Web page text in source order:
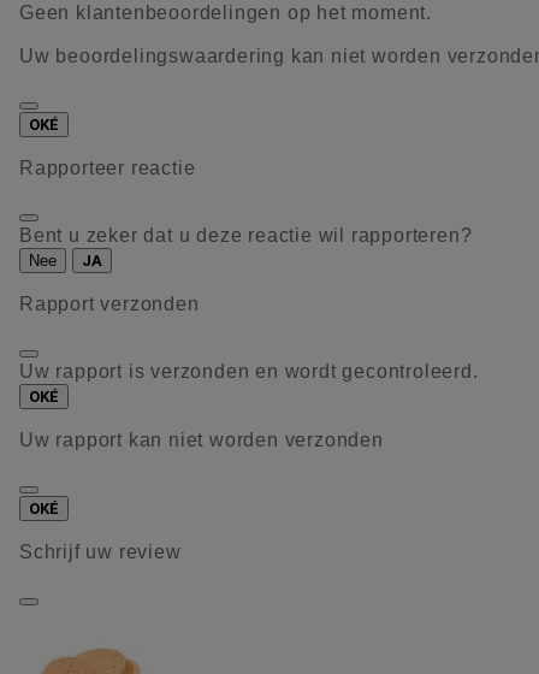
Geen klantenbeoordelingen op het moment.
Uw beoordelingswaardering kan niet worden
OKÉ
Rapporteer reactie
Bent u zeker dat u deze reactie wil rapporteren?
Nee JA
Rapport verzonden
Uw rapport is verzonden en wordt gecontroleerd.
OKÉ
Uw rapport kan niet worden verzonden
OKÉ
Schrijf uw review